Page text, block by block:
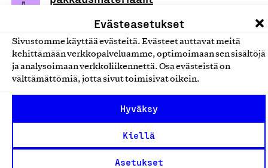
Evästeasetukset
Sivustomme käyttää evästeitä. Evästeet auttavat meitä
kehittämään verkkopalveluamme, optimoimaan sen sisältöjä
ja analysoimaan verkkoliikennettä. Osa evästeistä on
välttämättömiä, jotta sivut toimisivat oikein.
Hyväksy
Kiellä
Asetukset
Muoviton kertakäyttökuppi
Cupbio Oy, Tuote